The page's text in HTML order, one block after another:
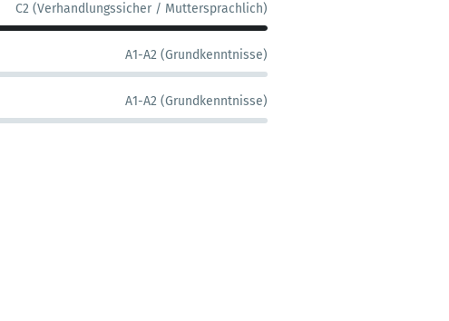
C2 (Verhandlungssicher / Muttersprachlich)
A1-A2 (Grundkenntnisse)
A1-A2 (Grundkenntnisse)